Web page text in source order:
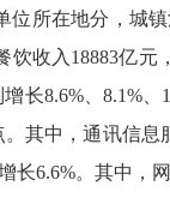
位所在地分，城
饮收入 18883亿元
增长8.6%、 8.1%、
。其中，通讯信息
长6.6%。其中，